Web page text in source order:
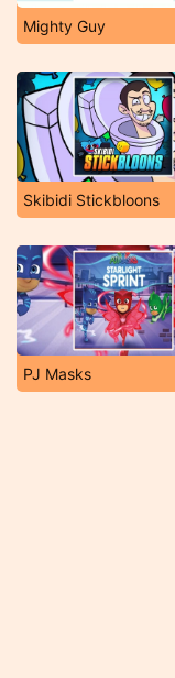
Mighty Guy
Skibidi Stickbloons
PJ Masks